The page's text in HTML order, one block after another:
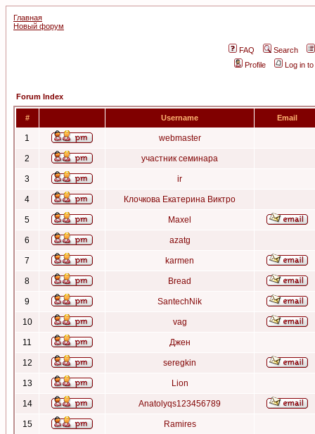
Главная
Новый форум
FAQ
Search
Profile
Log in
Forum Index
# Username Email
1 webmaster
2 участник семинара
3 ir
4 Клочкова Екатерина Виктро
5 Maxel
6 azatg
7 karmen
8 Bread
9 SantechNik
10 vag
11 Джен
12 seregkin
13 Lion
14 Anatolyqs123456789
15 Ramires